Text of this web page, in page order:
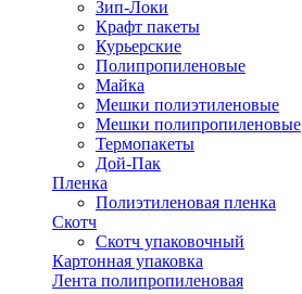
Зип-Локи
Крафт пакеты
Курьерские
Полипропиленовые
Майка
Мешки полиэтиленовые
Мешки полипропиленовые
Термопакеты
Дой-Пак
Пленка
Полиэтиленовая пленка
Скотч
Скотч упаковочный
Картонная упаковка
Лента полипропиленовая